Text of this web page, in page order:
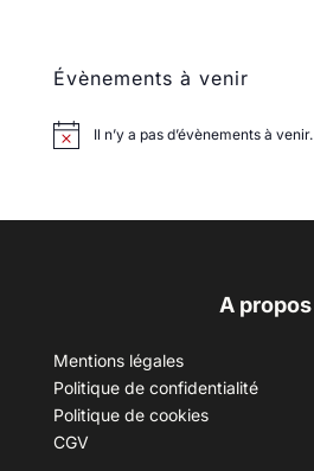
Évènements à venir
Il n’y a pas d’évènements à venir.
A propos
Mentions légales
Politique de confidentialité
Politique de cookies
CGV